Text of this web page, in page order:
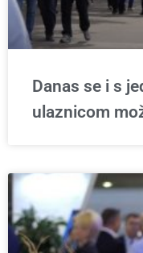
Danas se i s
ulaznicom